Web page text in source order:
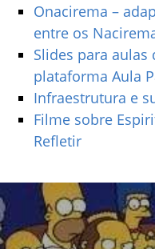
Onacirema –
entre os
Slides para
plataforma Aula
Infraestrutura e
Filme sobre
Refletir